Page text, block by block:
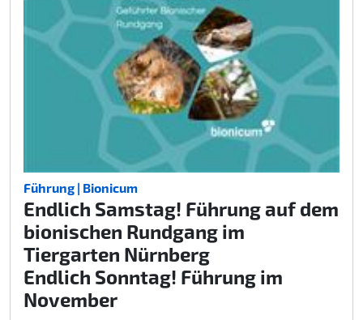
Führung | Bionicum
Endlich Samstag! Führung auf dem
bionischen Rundgang im
Tiergarten Nürnberg
Endlich Sonntag! Führung im
November